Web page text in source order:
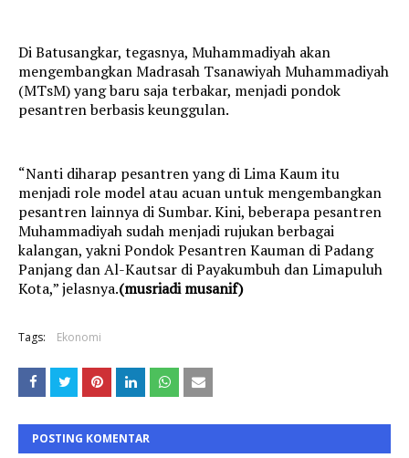
Di Batusangkar, tegasnya, Muhammadiyah akan
mengembangkan Madrasah Tsanawiyah Muhammadiyah
(MTsM) yang baru saja terbakar, menjadi pondok
pesantren berbasis keunggulan.
“Nanti diharap pesantren yang di Lima Kaum itu
menjadi role model atau acuan untuk mengembangkan
pesantren lainnya di Sumbar. Kini, beberapa pesantren
Muhammadiyah sudah menjadi rujukan berbagai
kalangan, yakni Pondok Pesantren Kauman di Padang
Panjang dan Al-Kautsar di Payakumbuh dan Limapuluh
Kota,” jelasnya.(musriadi musanif)
Tags: Ekonomi
POSTING KOMENTAR